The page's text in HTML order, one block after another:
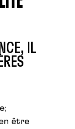
IL
être